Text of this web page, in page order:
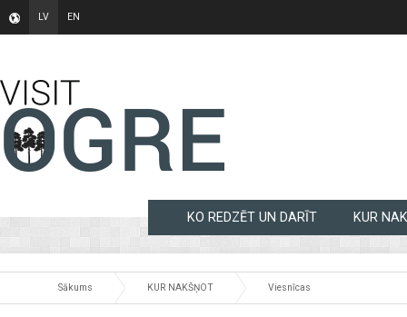
LV EN
KO REDZĒT UN DARĪT KUR
Sākums KUR NAKŠŅOT Viesnīcas